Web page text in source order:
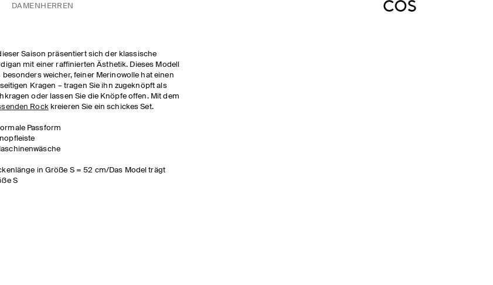
DAMEN HERREN
Saison präsentiert sich der klassische
mit einer raffinierten Ästhetik. Dieses Modell
besonders weicher, feiner Merinowolle hat einen
Kragen – tragen Sie ihn zugeknöpft als
oder lassen Sie die Knöpfe offen. Mit dem
Rockkreieren Sie ein schickes Set.
Passform
in Größe S = 52 cm/Das Model trägt
S